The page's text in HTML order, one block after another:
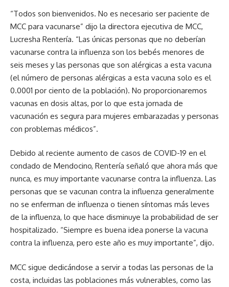
“Todos son bienvenidos. No es necesario ser paciente de
MCC para vacunarse” dijo la directora ejecutiva de MCC,
Lucresha Rentería. “Las únicas personas que no deberían
vacunarse contra la influenza son los bebés menores de
seis meses y las personas que son alérgicas a esta vacuna
(el número de personas alérgicas a esta vacuna solo es el
0.0001 por ciento de la población). No proporcionaremos
vacunas en dosis altas, por lo que esta jornada de
vacunación es segura para mujeres embarazadas y personas
con problemas médicos”.
Debido al reciente aumento de casos de COVID-19 en el
condado de Mendocino, Rentería señaló que ahora más que
nunca, es muy importante vacunarse contra la influenza. Las
personas que se vacunan contra la influenza generalmente
no se enferman de influenza o tienen síntomas más leves
de la influenza, lo que hace disminuye la probabilidad de ser
hospitalizado. “Siempre es buena idea ponerse la vacuna
contra la influenza, pero este año es muy importante”, dijo.
MCC sigue dedicándose a servir a todas las personas de la
costa, incluidas las poblaciones más vulnerables, como las